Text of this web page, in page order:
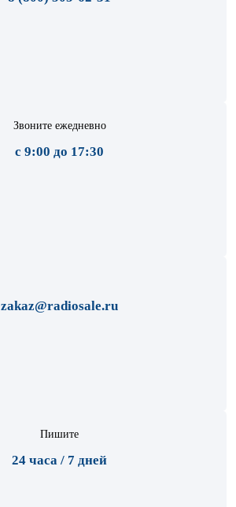
Звоните ежедневно
с 9:00 до 17:30
zakaz@radiosale.ru
Пишите
24 часа / 7 дней